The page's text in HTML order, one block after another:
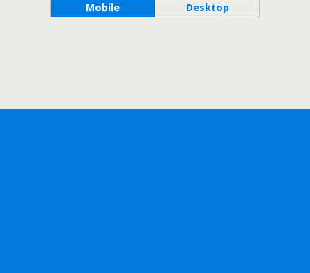
Mobile Desktop